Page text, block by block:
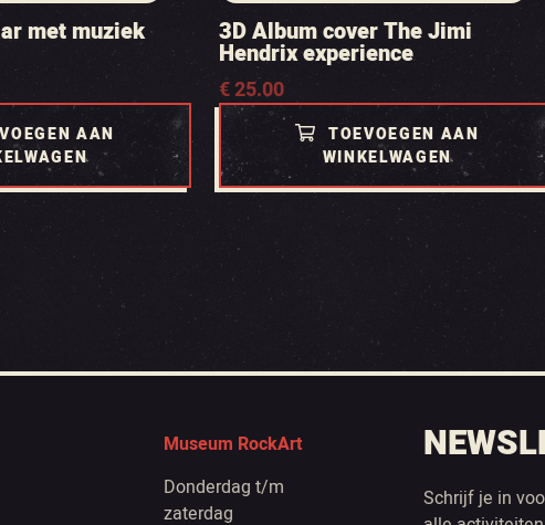
met muziek
AAN
3D Album cover The Jimi
Hendrix experience
€25.00
TOEVOEGEN AAN
WINKELWAGEN
Museum RockArt
Donderdag t/m
zaterdag
Schrijf je in